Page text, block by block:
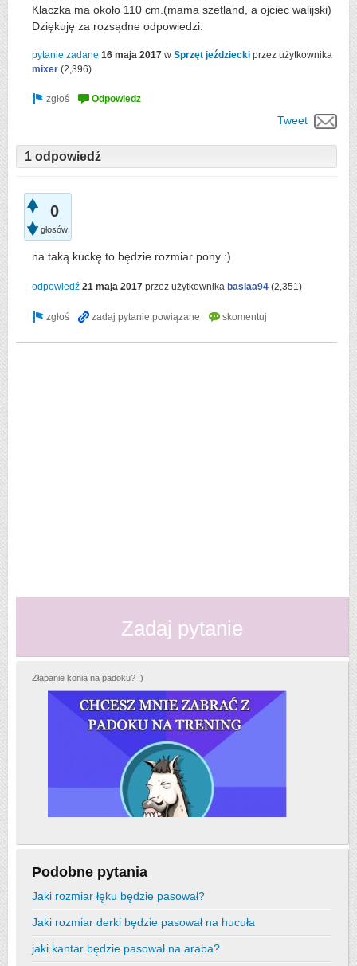
Klaczka ma około 110 cm.(mama szetland, a ojciec walijski)
Dziękuję za rozsądne odpowiedzi.
pytanie zadane 16 maja 2017 w Sprzęt jeździecki przez użytkownika
mixer (2,396)
Tweet
1 odpowiedź
0
głosów
na taką kuckę to będzie rozmiar pony :)
odpowiedź 21 maja 2017 przez użytkownika basiaa94 (2,351)
Zadaj pytanie
Złapanie konia na padoku? ;)
Podobne pytania
Jaki rozmiar łęku będzie pasował?
Jaki rozmiar derki będzie pasował na hucuła
jaki kantar będzie pasował na araba?